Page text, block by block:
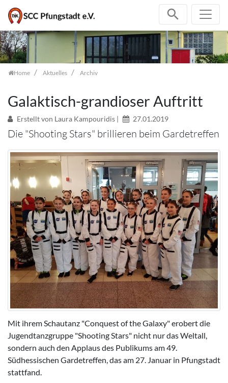
Zum Inhalt springen
Home Aktuelles Archiv
Galaktisch-grandioser Auftritt
Erstellt von Laura Kampouridis | 27.01.2019
Die "Shooting Stars" brillieren beim Gardetreffen
Mit ihrem Schautanz "Conquest of the Galaxy" erobert die
Jugendtanzgruppe "Shooting Stars" nicht nur das Weltall,
sondern auch den Applaus des Publikums am 49.
Südhessischen Gardetreffen, das am 27. Januar in Pfungstadt
stattfand.